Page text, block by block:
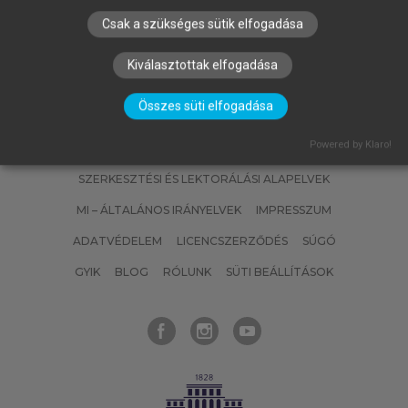
KÖNYVTÁROSOKNAK
SZERKESZTÉSI ÉS LEKTORÁLÁSI ALAPELVEK
MI – ÁLTALÁNOS IRÁNYELVEK IMPRESSZUM
ADATVÉDELEM LICENCSZERZŐDÉS SÚGÓ
GYIK BLOG RÓLUNK SÜTI BEÁLLÍTÁSOK
Csak a szükséges sütik elfogadása
Kiválasztottak elfogadása
Összes süti elfogadása
Powered by Klaro!